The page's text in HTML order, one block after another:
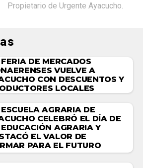
Propietario de Urgente Ayacucho.
DE MERCADOS
VUELVE A
CON DESCUENTOS Y
LOCALES
AGRARIA DE
CELEBRÓ EL DÍA DE
AGRARIA Y
EL VALOR DE
PARA EL FUTURO